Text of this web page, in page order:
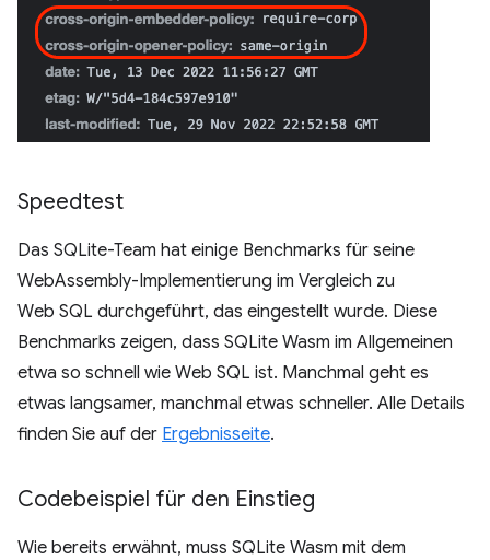
Speedtest
Das SQLite-Team hat einige Benchmarks für seine
WebAssembly-Implementierung im Vergleich zu
Web SQL durchgeführt, das eingestellt wurde. Diese
Benchmarks zeigen, dass SQLite Wasm im Allgemeinen
etwa so schnell wie Web SQL ist. Manchmal geht es
etwas langsamer, manchmal etwas schneller. Alle Details
finden Sie auf der Ergebnisseite.
Codebeispiel für den Einstieg
Wie bereits erwähnt, muss SQLite Wasm mit dem